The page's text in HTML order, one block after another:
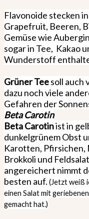
Flavonoide stecken
Grapefruit, Beeren,
Gemüse wie
sogar in Tee, Kakao
Wunderstoff
Grüner Teesoll auch
dazu noch viele
Gefahren der
Beta Carotin
Beta Carotinist in
dunkelgrünem Obst
Karotten, Pfirsichen,
Brokkoli und
angereichert nimmt
besten auf. (Jetzt weiß
einen Salat mit
gemacht hat.)